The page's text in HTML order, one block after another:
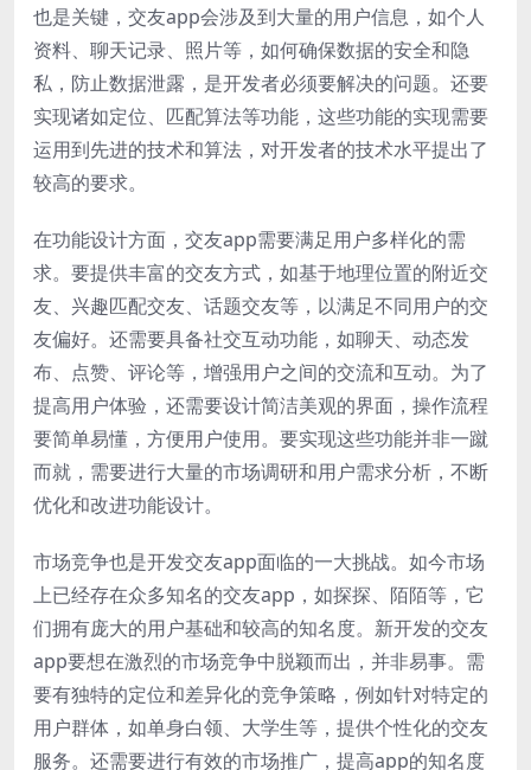
也是关键，交友app会涉及到大量的用户信息，如个人
资料、聊天记录、照片等，如何确保数据的安全和隐
私，防止数据泄露，是开发者必须要解决的问题。还要
实现诸如定位、匹配算法等功能，这些功能的实现需要
运用到先进的技术和算法，对开发者的技术水平提出了
较高的要求。
在功能设计方面，交友app需要满足用户多样化的需
求。要提供丰富的交友方式，如基于地理位置的附近交
友、兴趣匹配交友、话题交友等，以满足不同用户的交
友偏好。还需要具备社交互动功能，如聊天、动态发
布、点赞、评论等，增强用户之间的交流和互动。为了
提高用户体验，还需要设计简洁美观的界面，操作流程
要简单易懂，方便用户使用。要实现这些功能并非一蹴
而就，需要进行大量的市场调研和用户需求分析，不断
优化和改进功能设计。
市场竞争也是开发交友app面临的一大挑战。如今市场
上已经存在众多知名的交友app，如探探、陌陌等，它
们拥有庞大的用户基础和较高的知名度。新开发的交友
app要想在激烈的市场竞争中脱颖而出，并非易事。需
要有独特的定位和差异化的竞争策略，例如针对特定的
用户群体，如单身白领、大学生等，提供个性化的交友
服务。还需要进行有效的市场推广，提高app的知名度